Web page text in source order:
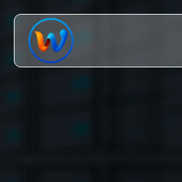
đến